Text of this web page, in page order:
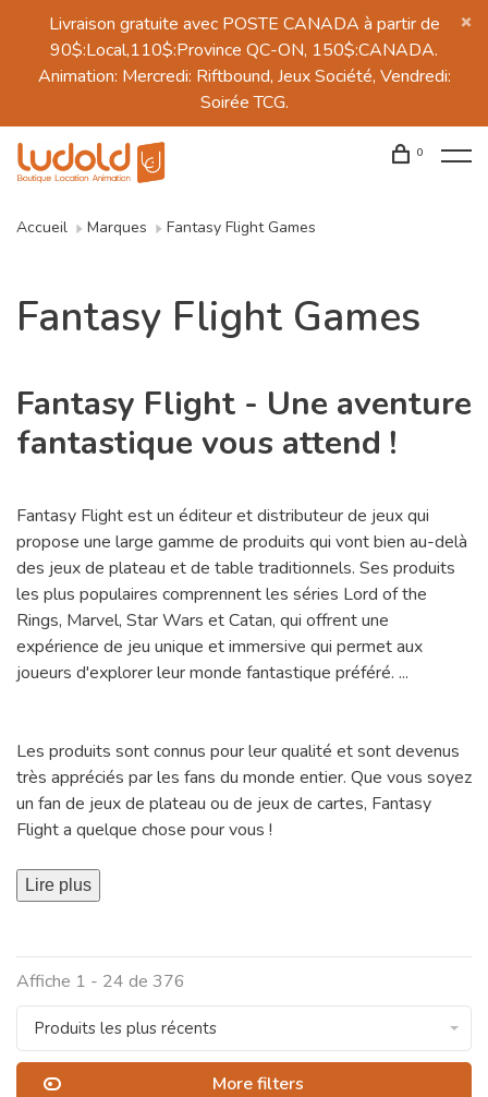
Livraison gratuite avec POSTE CANADA à partir de
90$:Local,110$:Province QC-ON, 150$:CANADA.
Animation: Mercredi: Riftbound, Jeux Société, Vendredi:
Soirée TCG.
0
Accueil Marques Fantasy Flight Games
Fantasy Flight Games
Fantasy Flight - Une aventure
fantastique vous attend !
Fantasy Flight est un éditeur et distributeur de jeux qui
propose une large gamme de produits qui vont bien au-delà
des jeux de plateau et de table traditionnels. Ses produits
les plus populaires comprennent les séries Lord of the
Rings, Marvel, Star Wars et Catan, qui offrent une
expérience de jeu unique et immersive qui permet aux
joueurs d'explorer leur monde fantastique préféré. ...
Les produits sont connus pour leur qualité et sont devenus
très appréciés par les fans du monde entier. Que vous soyez
un fan de jeux de plateau ou de jeux de cartes, Fantasy
Flight a quelque chose pour vous !
Lire plus
Affiche 1 - 24 de 376
Produits les plus récents
More filters